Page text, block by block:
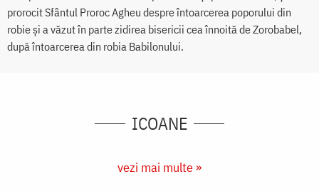
prorocit Sfântul Proroc Agheu despre întoarcerea poporului din
robie și a văzut în parte zidirea bisericii cea înnoită de Zorobabel,
după întoarcerea din robia Babilonului.
ICOANE
vezi mai multe »